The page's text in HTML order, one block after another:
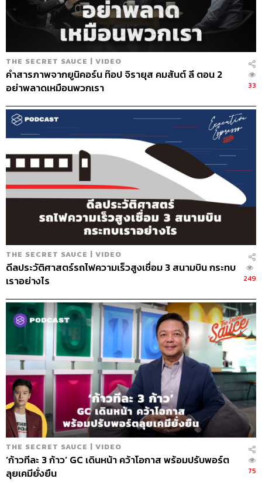
113
นครินทร์ วนกิจไพบูลย์
บรรณาธิการบริหาร สำนักข่าว THE
STANDARD วิทยากรด้านสื่อและการทำคอน
THE SECRET SAUCE | VIDEO
คำสารภาพจากยูนิคอร์น ท๊อป จิรายุส คมสันต์ ลี ตอน 2
อย่าพลาดเหมือนพวกเรา
33
THE SECRET SAUCE | VIDEO
ดีลประวัติศาสตร์รถไฟความเร็วสูงเชื่อม 3 สนามบิน กระทบ
เราอย่างไร
249
THE SECRET SAUCE | VIDEO
‘ก้าวทีละ 3 ก้าว’ GC เดินหน้า คว้าโอกาส พร้อมปรับพอร์ต
ลุยเคมียั่งยืน
75